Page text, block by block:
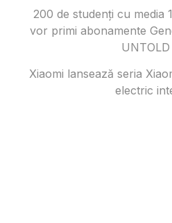
200 de studenți cu media
vor primi abonamente
UNTOLD
Xiaomi lansează seria
electric